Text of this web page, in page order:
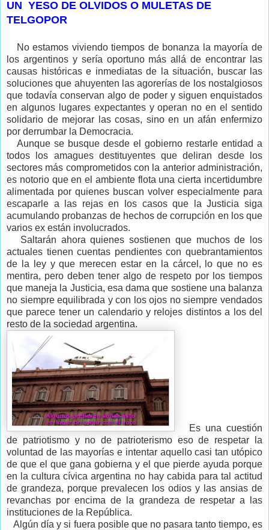
UN YESO DE OLVIDOS O MULETAS DE
TELGOPOR
No estamos viviendo tiempos de bonanza la mayoría de
los argentinos y sería oportuno más allá de encontrar las
causas históricas e inmediatas de la situación, buscar las
soluciones que ahuyenten las agorerías de los nostalgiosos
que todavía conservan algo de poder y siguen enquistados
en algunos lugares expectantes y operan no en el sentido
solidario de mejorar las cosas, sino en un afán enfermizo
por derrumbar la Democracia.
Aunque se busque desde el gobierno restarle entidad a
todos los amagues destituyentes que deliran desde los
sectores más comprometidos con la anterior administración,
es notorio que en el ambiente flota una cierta incertidumbre
alimentada por quienes buscan volver especialmente para
escaparle a las rejas en los casos que la Justicia siga
acumulando probanzas de hechos de corrupción en los que
varios ex están involucrados.
Saltarán ahora quienes sostienen que muchos de los
actuales tienen cuentas pendientes con quebrantamientos
de la ley y que merecen estar en la cárcel, lo que no es
mentira, pero deben tener algo de respeto por los tiempos
que maneja la Justicia, esa dama que sostiene una balanza
no siempre equilibrada y con los ojos no siempre vendados
que parece tener un calendario y relojes distintos a los del
resto de la sociedad argentina.
Es una cuestión
de patriotismo y no de patrioterismo eso de respetar la
voluntad de las mayorías e intentar aquello casi tan utópico
de que el que gana gobierna y el que pierde ayuda porque
en la cultura cívica argentina no hay cabida para tal actitud
de grandeza, porque prevalecen los odios y las ansias de
revanchas por encima de la grandeza de respetar a las
instituciones de la República.
Algún día y si fuera posible que no pasara tanto tiempo, es